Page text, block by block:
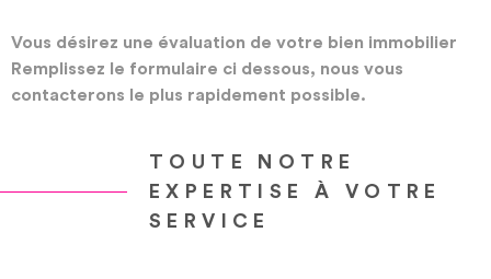
Vous désirez une évaluation de votre bien immobilier
Remplissez le formulaire ci dessous, nous vous
contacterons le plus rapidement possible.
TOUTE NOTRE
EXPERTISE À VOTRE
SERVICE